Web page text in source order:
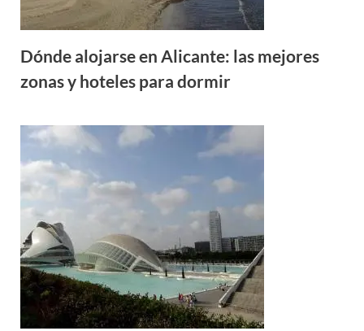
Dónde alojarse en Alicante: las mejores
zonas y hoteles para dormir